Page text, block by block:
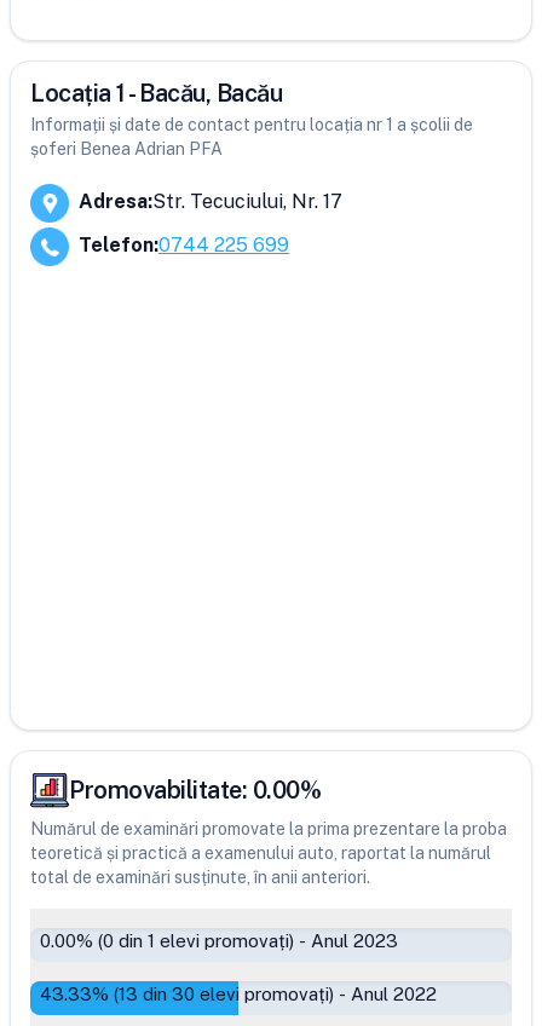
Locația 1 - Bacău, Bacău
Informații și date de contact pentru locația nr 1 a școlii de
șoferi Benea Adrian PFA
Adresa:Str. Tecuciului, Nr. 17
Telefon:0744 225 699
Promovabilitate: 0.00%
Numărul de examinări promovate la prima prezentare la proba
teoretică și practică a examenului auto, raportat la numărul
total de examinări susținute, în anii anteriori.
0.00% (0 din 1 elevi promovați) - Anul 2023
43.33% (13 din 30 elevi promovați) - Anul 2022